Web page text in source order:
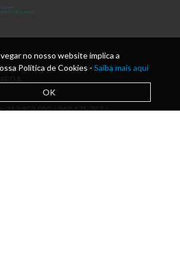
de Música de Almada Solar dos
António Piano Júnior 2815-
212 952 092 / 960 175 767 /
no nosso website implica a
Política de Cookies - Saiba mais aqui
OK